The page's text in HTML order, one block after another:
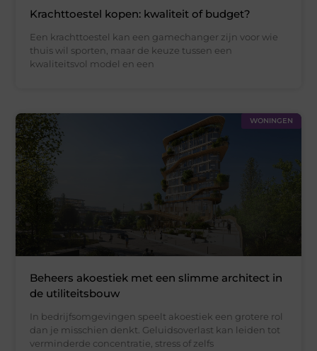
Krachttoestel kopen: kwaliteit of budget?
Een krachttoestel kan een gamechanger zijn voor wie
thuis wil sporten, maar de keuze tussen een
kwaliteitsvol model en een
WONINGEN
Beheers akoestiek met een slimme architect in
de utiliteitsbouw
In bedrijfsomgevingen speelt akoestiek een grotere rol
dan je misschien denkt. Geluidsoverlast kan leiden tot
verminderde concentratie, stress of zelfs